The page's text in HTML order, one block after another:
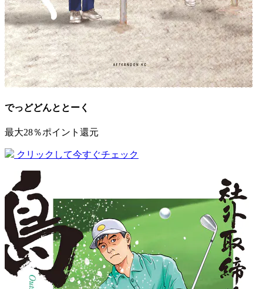
でっどどんととーく
最大28％ポイント還元
クリックして今すぐチェック